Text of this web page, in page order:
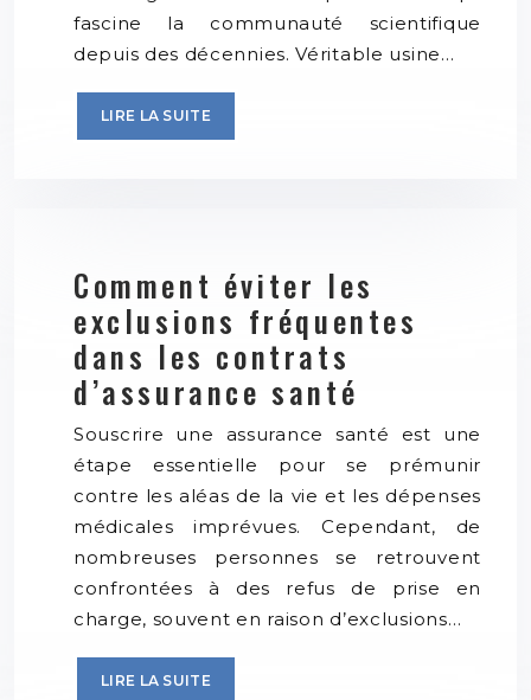
fascine la communauté scientifique
depuis des décennies. Véritable usine…
LIRE LA SUITE
Comment éviter les
exclusions fréquentes
dans les contrats
d’assurance santé
Souscrire une assurance santé est une
étape essentielle pour se prémunir
contre les aléas de la vie et les dépenses
médicales imprévues. Cependant, de
nombreuses personnes se retrouvent
confrontées à des refus de prise en
charge, souvent en raison d’exclusions…
LIRE LA SUITE